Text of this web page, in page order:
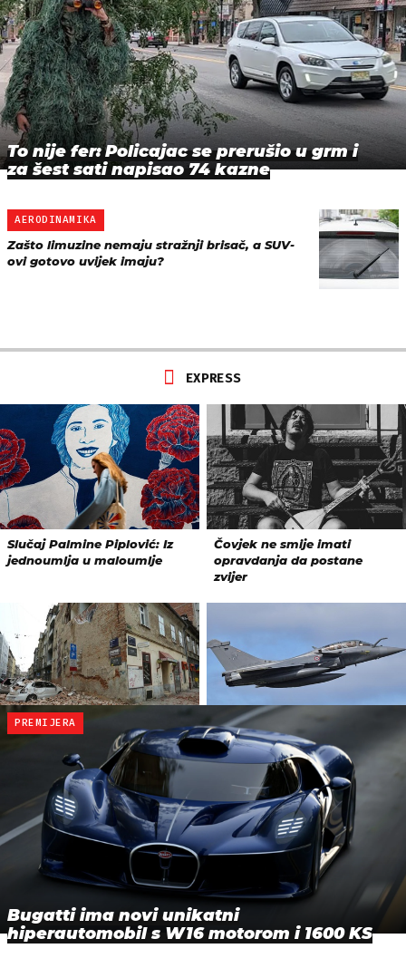
To nije fer: Policajac se prerušio u grm i
za šest sati napisao 74 kazne
AERODINAMIKA
Zašto limuzine nemaju stražnji brisač, a SUV-
ovi gotovo uvijek imaju?
PREMIJERA
Bugatti ima novi unikatni
hiperautomobil s W16 motorom i 1600 KS